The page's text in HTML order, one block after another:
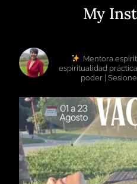
My
Mentora
espiritualidad
poder |